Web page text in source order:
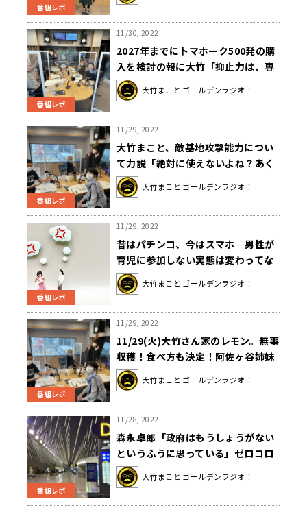
番組レポ
番組レポ
11/30, 2022
2027年までにトマホーク500発の購
入を検討の報に大竹「抑止力は、専
守防衛の中で大事だけど、ちょっと
ノリを超え始めてるんじゃないか
大竹まこと ゴールデンラジオ！
番組レポ
11/29, 2022
大竹まこと、敵基地攻撃能力につい
て力説「絶対に使えないよね？あく
まで抑止の意味合いを持たせなきゃ
いけない」
大竹まこと ゴールデンラジオ！
番組レポ
11/29, 2022
昔はパチンコ、今はスマホ 男性が
育児に参加しない実態は変わってな
い
大竹まこと ゴールデンラジオ！
番組レポ
11/29, 2022
11/29(火)大竹さん家のレモン。無事
収穫！食べ方も決定！阿佐ヶ谷姉妹
が毒見？
大竹まこと ゴールデンラジオ！
番組レポ
11/28, 2022
森永卓郎「政府はもうしょうがない
というふうに思っている」ゼロコロ
ナ政策と経済対策
大竹まこと ゴールデンラジオ！